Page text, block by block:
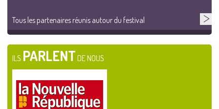
Tous les partenaires réunis autour du festival
ILS PARLENT DE NOUS